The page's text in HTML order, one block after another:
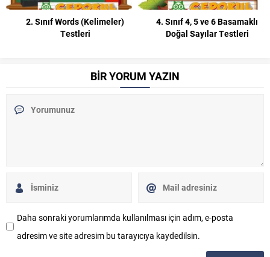
2. Sınıf Words (Kelimeler)
Testleri
4. Sınıf 4, 5 ve 6 Basamaklı
Doğal Sayılar Testleri
BİR YORUM YAZIN
Daha sonraki yorumlarımda kullanılması için adım, e-posta
adresim ve site adresim bu tarayıcıya kaydedilsin.